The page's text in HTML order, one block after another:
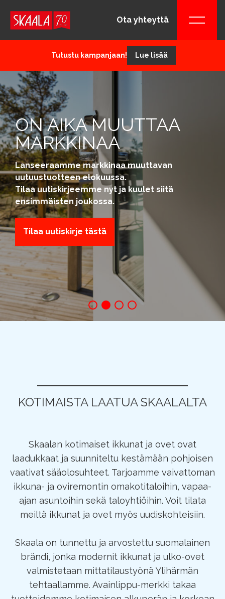
Ota yhteyttä
Tutustu kampanjaan! Lue lisää
ON AIKA MUUTTAA
MARKKINAA
Lanseeraamme markkinaa muuttavan
uutuustuotteen elokuussa.
Tilaa uutiskirjeemme nyt ja kuulet siitä
ensimmäisten joukossa.
Tilaa uutiskirje tästä
KOTIMAISTA LAATUA SKAALALTA
Skaalan kotimaiset ikkunat ja ovet ovat
laadukkaat ja suunniteltu kestämään pohjoisen
vaativat sääolosuhteet. Tarjoamme vaivattoman
ikkuna- ja oviremontin omakotitaloihin, vapaa-
ajan asuntoihin sekä taloyhtiöihin. Voit tilata
meiltä ikkunat ja ovet myös uudiskohteisiin.
Skaala on tunnettu ja arvostettu suomalainen
brändi, jonka modernit ikkunat ja ulko-ovet
valmistetaan mittatilaustyönä Ylihärmän
tehtaallamme. Avainlippu-merkki takaa